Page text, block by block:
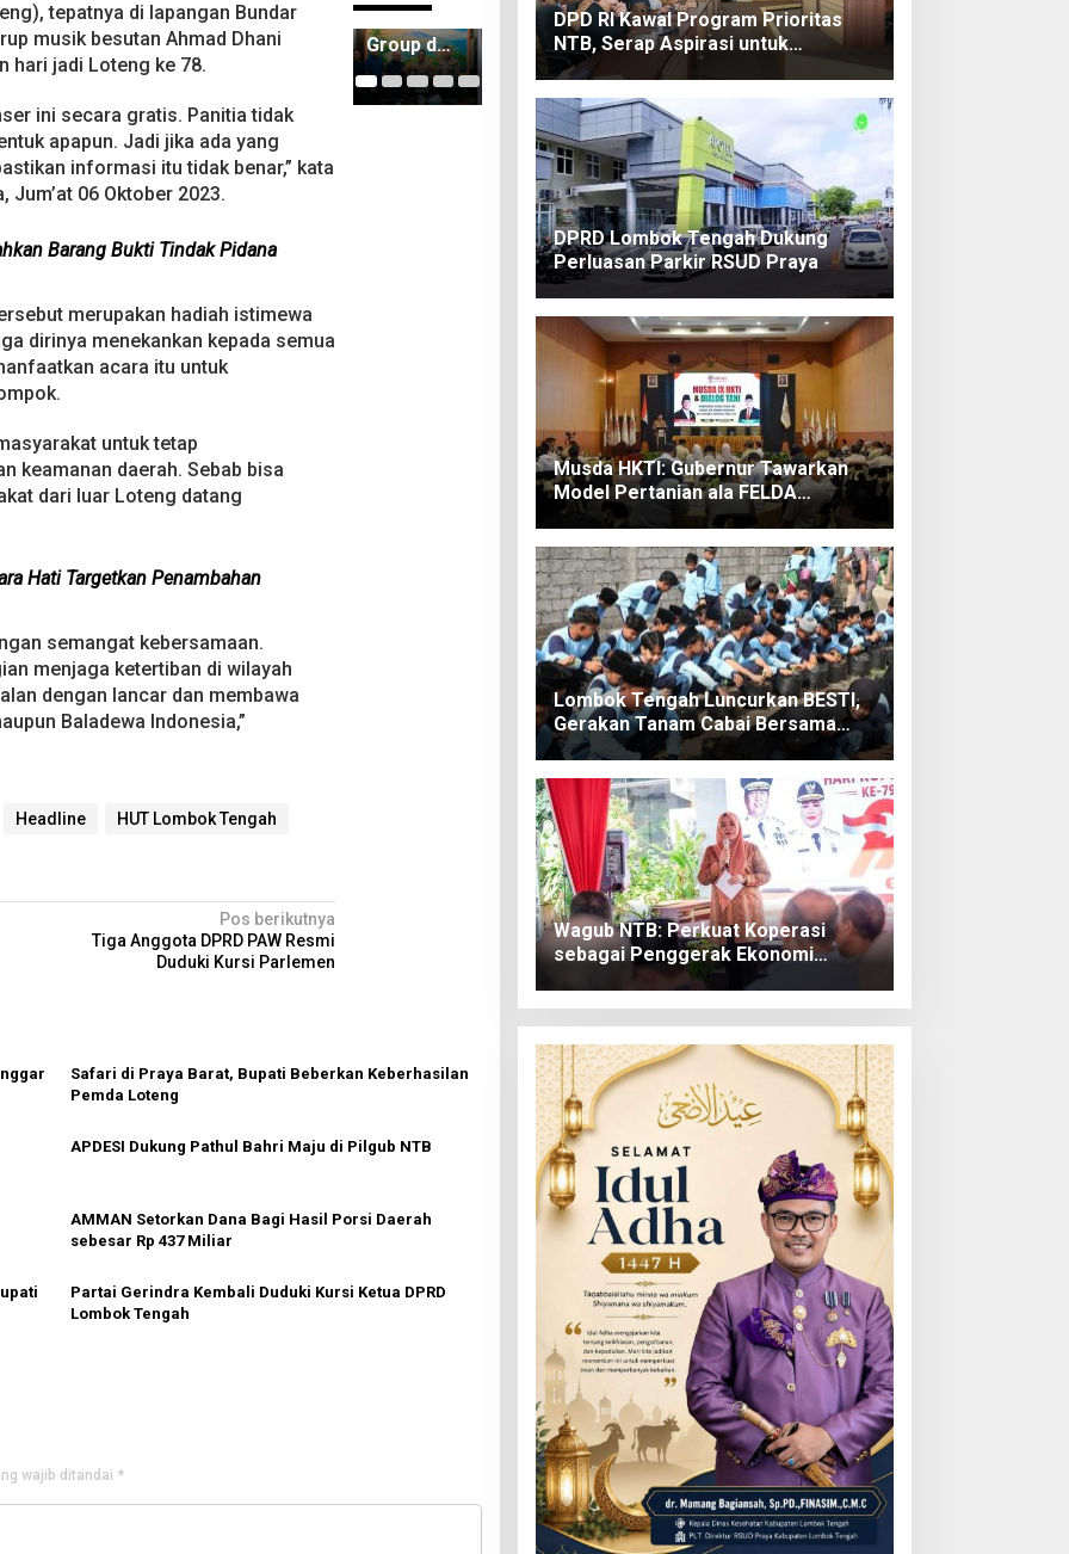
tepatnya di lapangan Bundar
musik besutan Ahmad Dhani
hari jadi Loteng ke 78.
ini secara gratis. Panitia tidak
apapun. Jadi jika ada yang
informasi itu tidak benar,” kata
Jum’at 06 Oktober 2023.
Barang Bukti Tindak Pidana
merupakan hadiah istimewa
dirinya menekankan kepada semua
acara itu untuk
untuk tetap
keamanan daerah. Sebab bisa
dari luar Loteng datang
Hati Targetkan Penambahan
semangat kebersamaan.
menjaga ketertiban di wilayah
dengan lancar dan membawa
Baladewa Indonesia,”
Headline
HUT Lombok Tengah
Pos berikutnya
Tiga Anggota DPRD PAW Resmi
Duduki Kursi Parlemen
ITDC
Group dan
Matangka
n
Persiapan
Prix of
Indonesia
Lombok
Tengah
Berhasil
ITDC dan
IMI Teken
Sama
Pembelia
n 8.000
TIket
MotoGP
Mandalika
2026
Kunjungi
Kampung
Nelayan
Bilelando,
Menko
Pangan:
Pemerint
ah
Targetka
n
Kenaikan
Nilai
Nelayan
Torehkan
Prestasi
Tengah,
Terbaik
se-NTB
Putri Ayu
Wulandari
Promosi
Safari di Praya Barat, Bupati Beberkan Keberhasilan
Pemda Loteng
APDESI Dukung Pathul Bahri Maju di Pilgub NTB
AMMAN Setorkan Dana Bagi Hasil Porsi Daerah
sebesar Rp 437 Miliar
Partai Gerindra Kembali Duduki Kursi Ketua DPRD
Lombok Tengah
wajib ditandai *
DPD RI Kawal Program Prioritas
NTB, Serap Aspirasi untuk
Diperjuangkan di Pusat
DPRD Lombok Tengah Dukung
Perluasan Parkir RSUD Praya
Musda HKTI: Gubernur Tawarkan
Model Pertanian ala FELDA
Malaysia
Lombok Tengah Luncurkan BESTI,
Gerakan Tanam Cabai Bersama
Siswa untuk Kendalikan Inflasi
Wagub NTB: Perkuat Koperasi
sebagai Penggerak Ekonomi